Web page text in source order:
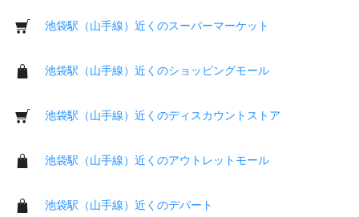
池袋駅（山手線）近くのスーパーマーケット
池袋駅（山手線）近くのショッピングモール
池袋駅（山手線）近くのディスカウントストア
池袋駅（山手線）近くのアウトレットモール
池袋駅（山手線）近くのデパート